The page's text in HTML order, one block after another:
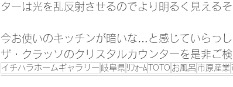
ターは光を乱反射させるのでより明るく見えるそ
今お使いのキッチンが暗いな…と感じていらっし
ザ・クラッソのクリスタルカウンターを是非ご
イチハラホームギャラリー 岐阜県 ﾘﾌｫｰﾑTOTO お風呂 市原産業